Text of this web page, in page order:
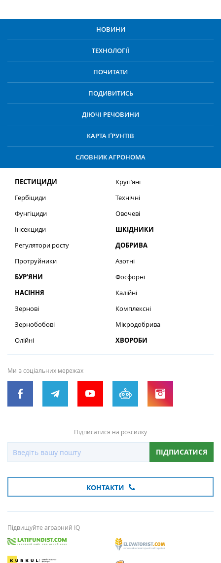
НОВИНИ
ТЕХНОЛОГІЇ
ПОЧИТАТИ
ПОДИВИТИСЬ
ДІЮЧІ РЕЧОВИНИ
КАРТА ҐРУНТІВ
СЛОВНИК АГРОНОМА
ПЕСТИЦИДИ
Гербіциди
Фунгіциди
Інсекциди
Регулятори росту
Протруйники
БУР’ЯНИ
НАСІННЯ
Зернові
Зернобобові
Олійні
Круп’яні
Технічні
Овочеві
ШКІДНИКИ
ДОБРИВА
Азотні
Фосфорні
Калійні
Комплексні
Мікродобрива
ХВОРОБИ
Ми в соціальних мережах
Підписатися на розсилку
ПІДПИСАТИСЯ
КОНТАКТИ
Підвищуйте аграрний IQ